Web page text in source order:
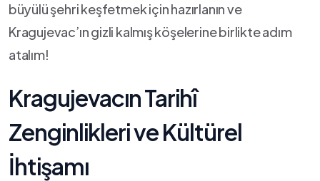
⁢büyülü ‍şehri keşfetmek için‌ hazırlanın ve
Kragujevac’ın gizli kalmış ⁢köşelerine birlikte adım
atalım!
Kragujevacın ⁤Tarihî‍
Zenginlikleri ve ‍Kültürel
İhtişamı